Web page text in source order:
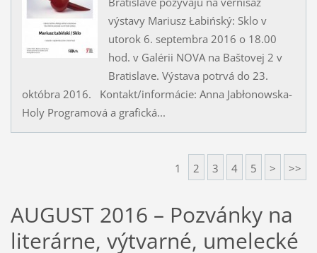
výstavy Mariusz Łabińský: Sklo v
utorok 6. septembra 2016 o 18.00
hod. v Galérii NOVA na Baštovej 2 v
Bratislave. Výstava potrvá do 23.
októbra 2016. Kontakt/informácie: Anna Jabłonowska-
Holy Programová a grafická...
1 2 3 4 5 > >>
AUGUST 2016 – Pozvánky na
literárne, výtvarné, umelecké